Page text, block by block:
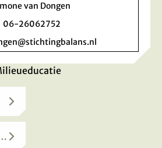
van Dongen
06-26062752